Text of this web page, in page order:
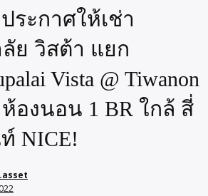
ระกาศให้เช่า
ลัย วิสต้า แยก
Vista @ Tiwanon
ห้องนอน 1 BR ใกล้ สี่
NICE!